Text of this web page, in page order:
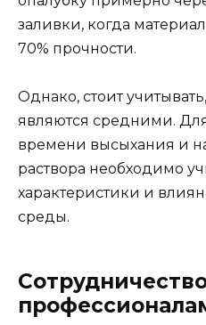
заливки, когда
70% прочности.
Однако, стоит
являются средними.
времени высыхания и
раствора необходимо
характеристики и
среды.